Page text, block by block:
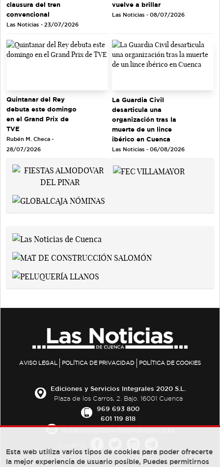
clausura del tren
convencional
Las Noticias - 23/07/2026
vuelve a brillar
Las Noticias - 08/07/2026
Quintanar del Rey
debuta este domingo
en el Grand Prix de
TVE
Rubén M. Checa -
28/07/2026
La Guardia Civil
desarticula una
organización tras la
muerte de un lince
ibérico en Cuenca
Las Noticias - 06/08/2026
AVISO LEGAL POLÍTICA DE PRIVACIDAD POLÍTICA DE COOKIES
Ediciones y Servicios Integrales 2020 S.L.
Plaza de los Carros, 2. Bajo. 16001 Cuenca
969 693 800
601 119 818
Esta web utiliza varios tipos de cookies para poder ofrecerte
la mejor experiencia de usuario posible, Puedes permitirnos